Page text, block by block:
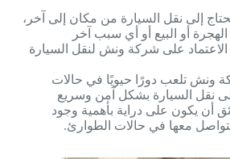
إلى نقل السيارة من مكان إلى آخر،
أو البيع أو أي سبب آخر
على شركة ونش لنقل السيارة
ونش تلعب دورًا حيويًا في حالات
نقل السيارة بشكل آمن وسريع
أن يكون على دراية بأهمية وجود
معها في حالات الطوارئ.